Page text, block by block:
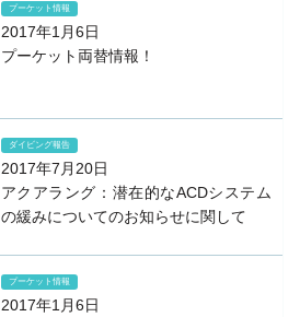
プーケット情報
2017年1月6日
プーケット両替情報！
ダイビング報告
2017年7月20日
アクアラング：潜在的なACDシステム
の緩みについてのお知らせに関して
プーケット情報
2017年1月6日